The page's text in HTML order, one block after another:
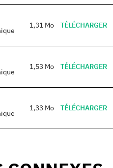
1,31 Mo TÉLÉCHARGER
1,53 Mo TÉLÉCHARGER
1,33 Mo TÉLÉCHARGER